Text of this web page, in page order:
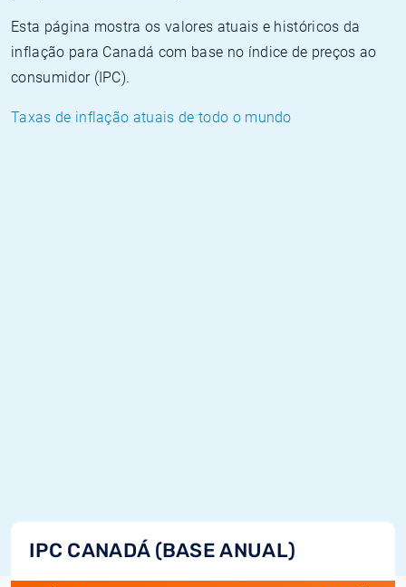
Esta página mostra os valores atuais e históricos da
inflação para Canadá com base no índice de preços ao
consumidor (IPC).
Taxas de inflação atuais de todo o mundo
IPC CANADÁ (BASE ANUAL)